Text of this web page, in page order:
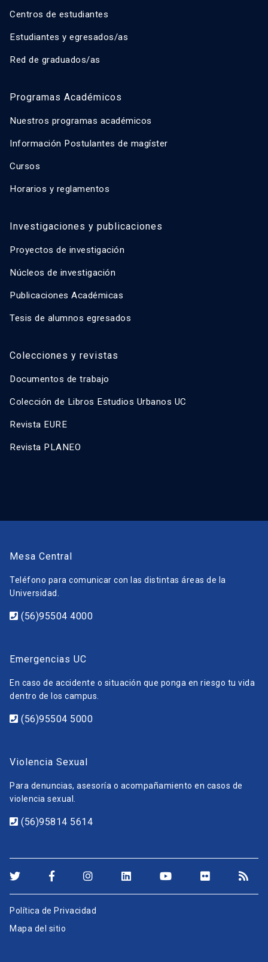
Centros de estudiantes
Estudiantes y egresados/as
Red de graduados/as
Programas Académicos
Nuestros programas académicos
Información Postulantes de magíster
Cursos
Horarios y reglamentos
Investigaciones y publicaciones
Proyectos de investigación
Núcleos de investigación
Publicaciones Académicas
Tesis de alumnos egresados
Colecciones y revistas
Documentos de trabajo
Colección de Libros Estudios Urbanos UC
Revista EURE
Revista PLANEO
Mesa Central
Teléfono para comunicar con las distintas áreas de la
Universidad.
(56)95504 4000
Emergencias UC
En caso de accidente o situación que ponga en riesgo tu vida
dentro de los campus.
(56)95504 5000
Violencia Sexual
Para denuncias, asesoría o acompañamiento en casos de
violencia sexual.
(56)95814 5614
Política de Privacidad
Mapa del sitio